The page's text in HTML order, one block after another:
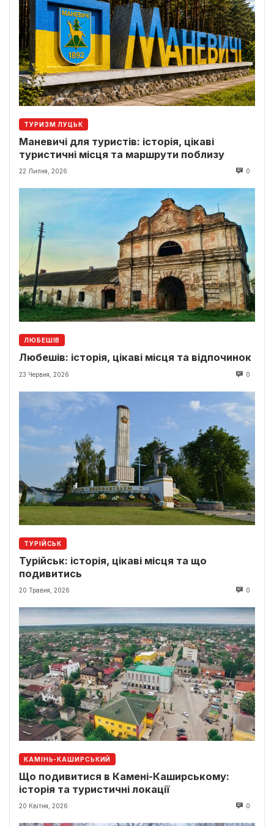
ТУРИЗМ ЛУЦЬК
Маневичі для туристів: історія, цікаві
туристичні місця та маршрути поблизу
22 Липня, 2026 0
ЛЮБЕШІВ
Любешів: історія, цікаві місця та відпочинок
23 Червня, 2026 0
ТУРІЙСЬК
Турійськ: історія, цікаві місця та що
подивитись
20 Травня, 2026 0
КАМІНЬ-КАШИРСЬКИЙ
Що подивитися в Камені-Каширському:
історія та туристичні локації
20 Квітня, 2026 0